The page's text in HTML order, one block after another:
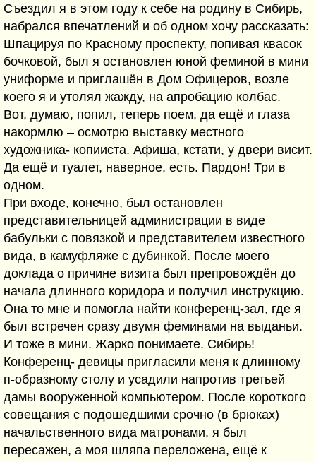
Съездил я в этом году к себе на родину в Сибирь,
набрался впечатлений и об одном хочу рассказать:
Шпацируя по Красному проспекту, попивая квасок
бочковой, был я остановлен юной феминой в мини
униформе и приглашён в Дом Офицеров, возле
коего я и утолял жажду, на апробацию колбас.
Вот, думаю, попил, теперь поем, да ещё и глаза
накормлю – осмотрю выставку местного
художника- копииста. Афиша, кстати, у двери висит.
Да ещё и туалет, наверное, есть. Пардон! Три в
одном.
При входе, конечно, был остановлен
представительницей администрации в виде
бабульки с повязкой и представителем известного
вида, в камуфляже с дубинкой. После моего
доклада о причине визита был препровождён до
начала длинного коридора и получил инструкцию.
Она то мне и помогла найти конференц-зал, где я
был встречен сразу двумя феминами на выданьи.
И тоже в мини. Жарко понимаете. Сибирь!
Конференц- девицы пригласили меня к длинному
п-образному столу и усадили напротив третьей
дамы вооруженной компьютером. После короткого
совещания с подошедшими срочно (в брюках)
начальственного вида матронами, я был
пересажен, а моя шляпа переложена, ещё к